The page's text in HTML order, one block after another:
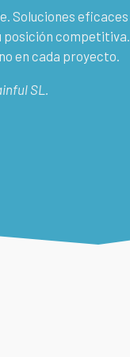
Soluciones eficaces
posición competitiva.
en cada proyecto.
SL.